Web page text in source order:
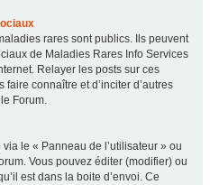
rares sont publics. Ils peuvent
de Maladies Rares Info Services
Relayer les posts sur ces
connaître et d’inciter d’autres
Forum.
le « Panneau de l’utilisateur » ou
Vous pouvez éditer (modifier) ou
est dans la boite d’envoi. Ce